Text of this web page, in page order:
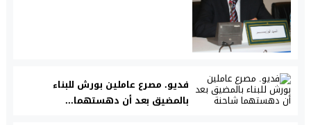
فديو. مصرع عاملين بورش للبناء
بالمضيق بعد أن دهستهما...